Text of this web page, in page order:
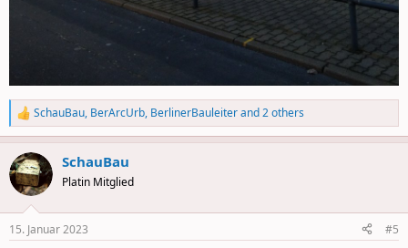
R
e
a
c
t
i
s
SchauBau, BerArcUrb, BerlinerBauleiterand 2 others
SchauBau
Platin Mitglied
15. Januar 2023 #5